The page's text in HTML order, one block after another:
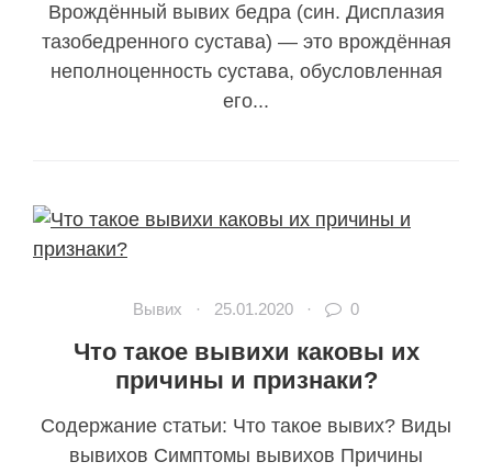
Врождённый вывих бедра (син. Дисплазия
тазобедренного сустава) — это врождённая
неполноценность сустава, обусловленная
его...
Вывих · 25.01.2020 · 0
Что такое вывихи каковы их
причины и признаки?
Содержание статьи: Что такое вывих? Виды
вывихов Симптомы вывихов Причины